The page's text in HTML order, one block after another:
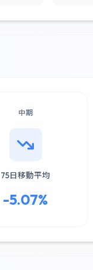
中期
75日移動平均
-5.07%